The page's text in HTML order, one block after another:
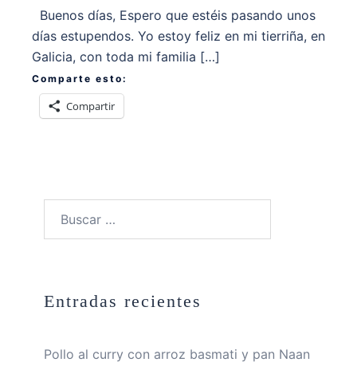
Buenos días, Espero que estéis pasando unos
días estupendos. Yo estoy feliz en mi tierriña, en
Galicia, con toda mi familia […]
Comparte esto:
Compartir
Entradas recientes
Pollo al curry con arroz basmati y pan Naan